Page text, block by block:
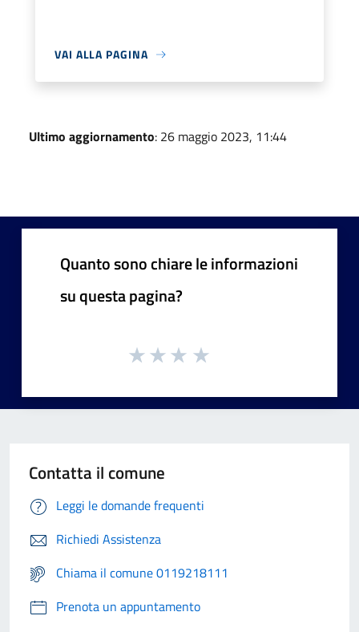
VAI ALLA PAGINA
Ultimo aggiornamento: 26 maggio 2023, 11:44
Quanto sono chiare le informazioni
su questa pagina?
Contatta il comune
Leggi le domande frequenti
Richiedi Assistenza
Chiama il comune 0119218111
Prenota un appuntamento